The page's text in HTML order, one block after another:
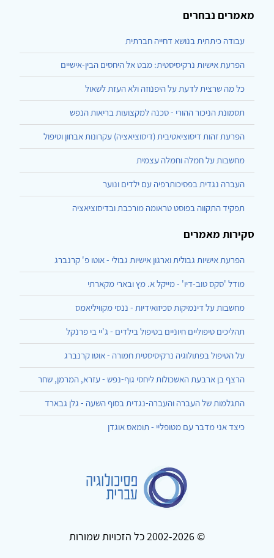
מאמרים נבחרים
עבודה כיתתית בנושא דחייה חברתית
הפרעת אישיות נרקיסיסטית: מבט אל היחסים הבין-אישיים
כל מה שרצית לדעת על היפנוזה ולא העזת לשאול
תסמונת הניכור ההורי - סכנה למקצועות בריאות הנפש
הפרעת זהות דיסוציאטיבית (דיסוציאציה) עקרונות אבחון וטיפול
מחשבות על חמלה וחמלה עצמית
העברה נגדית בפסיכותרפיה עם ילדים ונוער
תפקיד התקווה בפוסט טראומה מורכבת ובדיסוציאציה
סקירות מאמרים
הפרעת אישיות גבולית וארגון אישיות גבולי - אוטו פ' קרנברג
מודל 'סקס טוב-דיו' - מייקל א. מץ ובארי מקארתי
מחשבות על דינמיקות סכיזואידיות - ננסי מקוויליאמס
תהליכים טיפוליים חיוניים בטיפול בילדים - ג'יי בי פרנקל
על הטיפול בפתולוגיה נרקיסיסטית חמורה - אוטו קרנברג
הרצף בן ארבעת האשכולות ליחסי גוף-נפש - עזרא, המרמן, שחר
התגלמות של העברה והעברה-נגדית בסוף השעה - גלן גבארד
כיצד אני מדבר עם מטופליי - תומאס אוגדן
© 2002-2026 כל הזכויות שמורות